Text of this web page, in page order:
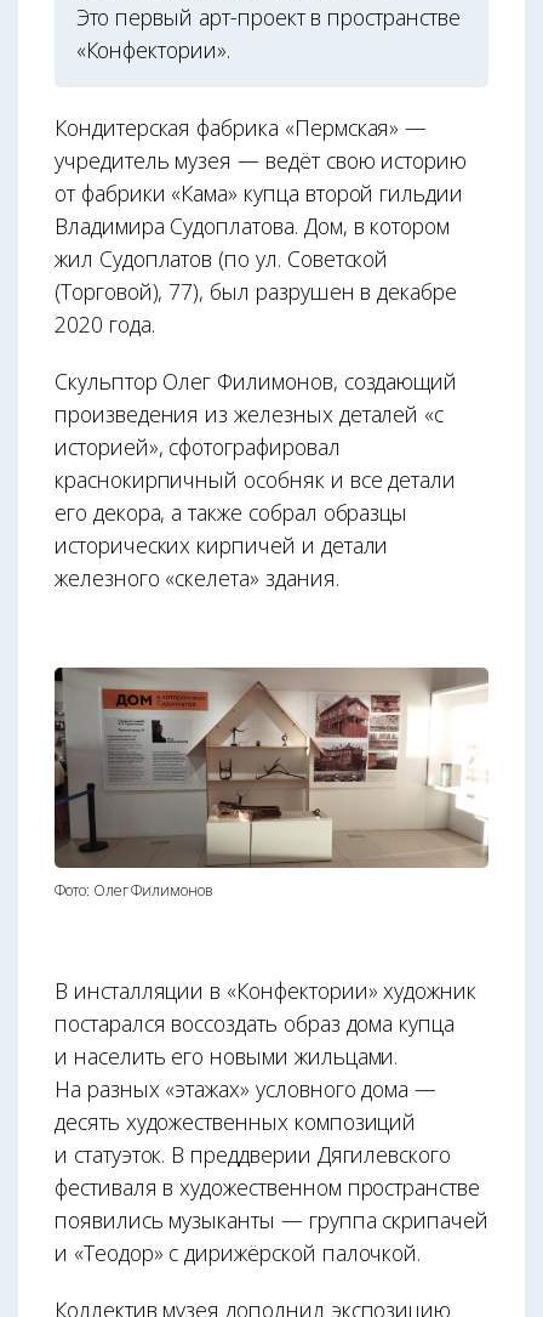
Это первый арт-проект в пространстве
«Конфектории».
Кондитерская фабрика «Пермская» —
учредитель музея — ведёт свою историю
от фабрики «Кама» купца второй гильдии
Владимира Судоплатова. Дом, в котором
жил Судоплатов (по ул. Советской
(Торговой), 77), был разрушен в декабре
2020 года.
Скульптор Олег Филимонов, создающий
произведения из железных деталей «с
историей», сфотографировал
краснокирпичный особняк и все детали
его декора, а также собрал образцы
исторических кирпичей и детали
железного «скелета» здания.
Фото: Олег Филимонов
В инсталляции в «Конфектории» художник
постарался воссоздать образ дома купца
и населить его новыми жильцами.
На разных «этажах» условного дома —
десять художественных композиций
и статуэток. В преддверии Дягилевского
фестиваля в художественном пространстве
появились музыканты — группа скрипачей
и «Теодор» с дирижёрской палочкой.
Коллектив музея дополнил экспозицию